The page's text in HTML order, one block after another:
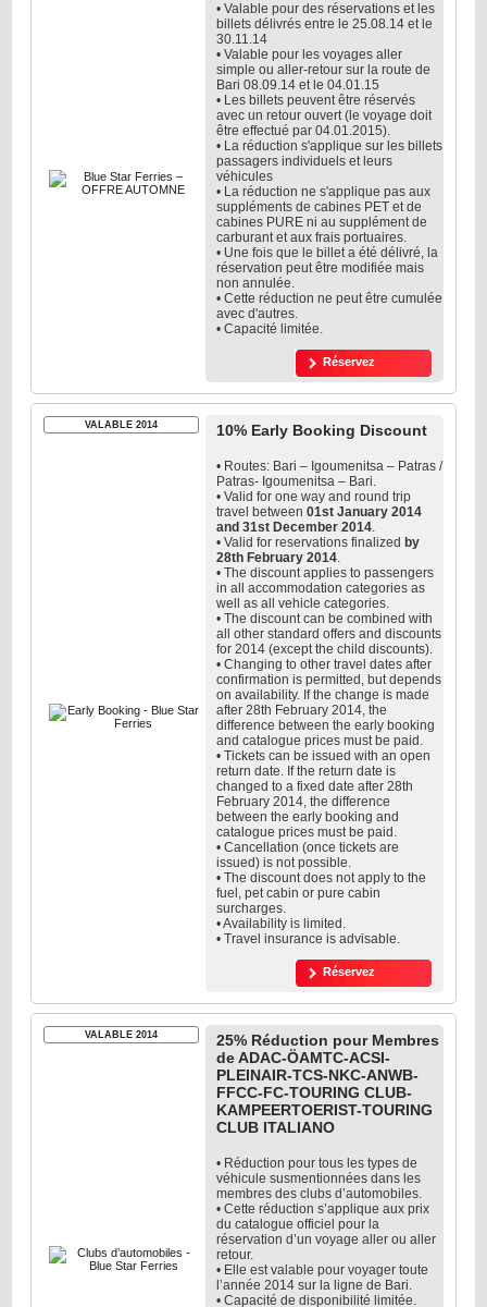
• Valable pour des réservations et les
billets délivrés entre le 25.08.14 et le
30.11.14
• Valable pour les voyages aller
simple ou aller-retour sur la route de
Bari 08.09.14 et le 04.01.15
• Les billets peuvent être réservés
avec un retour ouvert (le voyage doit
être effectué par 04.01.2015).
• La réduction s'applique sur les billets
passagers individuels et leurs
véhicules
• La réduction ne s'applique pas aux
suppléments de cabines PET et de
cabines PURE ni au supplément de
carburant et aux frais portuaires.
• Une fois que le billet a été délivré, la
réservation peut être modifiée mais
non annulée.
• Cette réduction ne peut être cumulée
avec d'autres.
• Capacité limitée.
Réservez
VALABLE 2014 10% Early Booking Discount
• Routes: Bari – Igoumenitsa – Patras /
Patras- Igoumenitsa – Bari.
• Valid for one way and round trip
travel between 01st January 2014
and 31st December 2014.
• Valid for reservations finalized by
28th February 2014.
• The discount applies to passengers
in all accommodation categories as
well as all vehicle categories.
• The discount can be combined with
all other standard offers and discounts
for 2014 (except the child discounts).
• Changing to other travel dates after
confirmation is permitted, but depends
on availability. If the change is made
after 28th February 2014, the
difference between the early booking
and catalogue prices must be paid.
• Tickets can be issued with an open
return date. If the return date is
changed to a fixed date after 28th
February 2014, the difference
between the early booking and
catalogue prices must be paid.
• Cancellation (once tickets are
issued) is not possible.
• The discount does not apply to the
fuel, pet cabin or pure cabin
surcharges.
• Availability is limited.
• Travel insurance is advisable.
Réservez
VALABLE 2014
25% Réduction pour Membres
de ADAC-ÖAMTC-ACSI-
PLEINAIR-TCS-NKC-ANWB-
FFCC-FC-TOURING CLUB-
KAMPEERTOERIST-TOURING
CLUB ITALIANO
• Réduction pour tous les types de
véhicule susmentionnées dans les
membres des clubs d’automobiles.
• Cette réduction s’applique aux prix
du catalogue officiel pour la
réservation d’un voyage aller ou aller
retour.
• Elle est valable pour voyager toute
l’année 2014 sur la ligne de Bari.
• Capacité de disponibilité limitée.